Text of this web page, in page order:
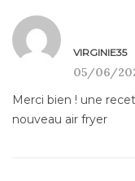
VIRGINIE35
05/06/
Merci bien ! une
nouveau air fryer